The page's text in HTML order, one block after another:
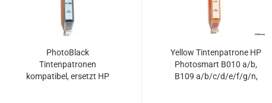
PhotoBlack
Tintenpatronen
kompatibel, ersetzt HP
Yellow Tintenpatrone HP
Photosmart B010 a/b,
B109 a/b/c/d/e/f/g/n,